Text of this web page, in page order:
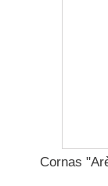
Cornas